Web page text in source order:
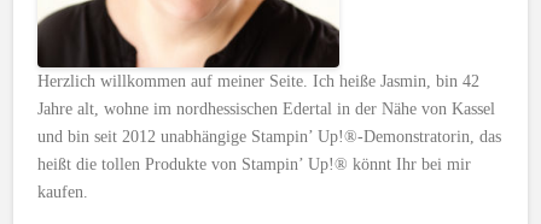
Herzlich willkommen auf meiner Seite. Ich heiße Jasmin, bin 42
Jahre alt, wohne im nordhessischen Edertal in der Nähe von Kassel
und bin seit 2012 unabhängige Stampin’ Up!®-Demonstratorin, das
heißt die tollen Produkte von Stampin’ Up!® könnt Ihr bei mir
kaufen.